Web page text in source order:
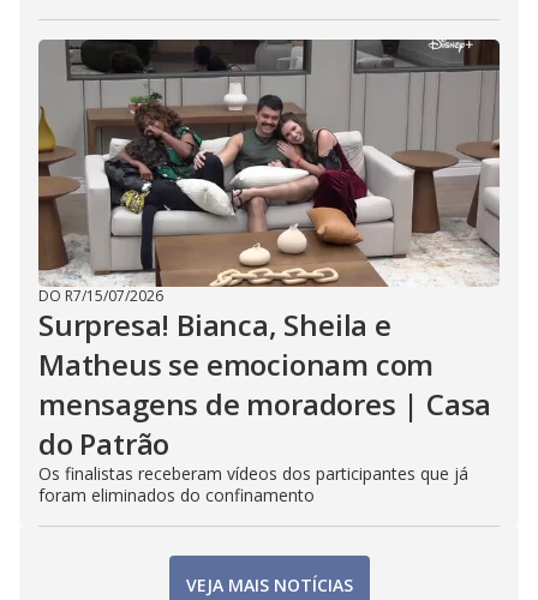
DO R7/15/07/2026
Surpresa! Bianca, Sheila e
Matheus se emocionam com
mensagens de moradores | Casa
do Patrão
Os finalistas receberam vídeos dos participantes que já
foram eliminados do confinamento
VEJA MAIS NOTÍCIAS